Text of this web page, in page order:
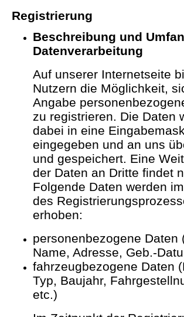
Registrierung
Beschreibung und
Datenverarbeitung
Auf unserer Internetseite
Nutzern die Möglichkeit,
Angabe
zu registrieren. Die Daten
dabei in eine
eingegeben und an uns
und gespeichert. Eine
der Daten an Dritte findet
Folgende Daten werden
des
erhoben:
personenbezogene Daten
Name, Adresse, Geb.-
fahrzeugbezogene Daten
Typ, Baujahr,
etc.)